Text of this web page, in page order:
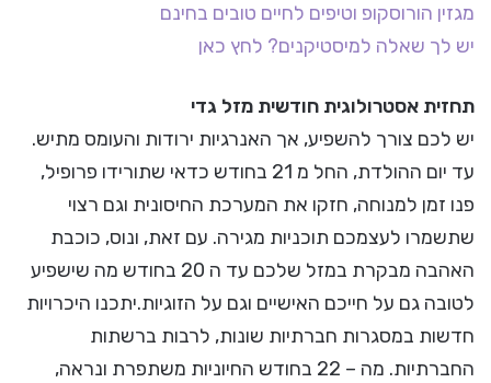
מגזין הורוסקופ וטיפים לחיים טובים בחינם
יש לך שאלה למיסטיקנים? לחץ כאן
תחזית אסטרולוגית חודשית מזל גדי
יש לכם צורך להשפיע, אך האנרגיות ירודות והעומס מתיש.
עד יום ההולדת, החל מ 21 בחודש כדאי שתורידו פרופיל,
פנו זמן למנוחה, חזקו את המערכת החיסונית וגם רצוי
שתשמרו לעצמכם תוכניות מגירה. עם זאת, ונוס, כוכבת
האהבה מבקרת במזל שלכם עד ה 20 בחודש מה שישפיע
לטובה גם על חייכם האישיים וגם על הזוגיות.יתכנו היכרויות
חדשות במסגרות חברתיות שונות, לרבות ברשתות
החברתיות. מה – 22 בחודש החיוניות משתפרת ונראה,